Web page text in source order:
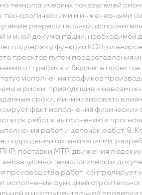
технологических показателей
технологическими и инженерными
разрешительной,
и иной документации, необходимой
поддержку функций КСП,
проектов путем предоставления
от графика и бюджета
исполнения графиков
и риски, приводящие к
сроки, минимизировать
факт исполнения физических
работ к выполнению и
работ и цепочек работ. 9.
подрядными организациями,
поставки МТР, движения
технологических
производства работ, контролирует
исполнение функцией
и инструментальной проверки